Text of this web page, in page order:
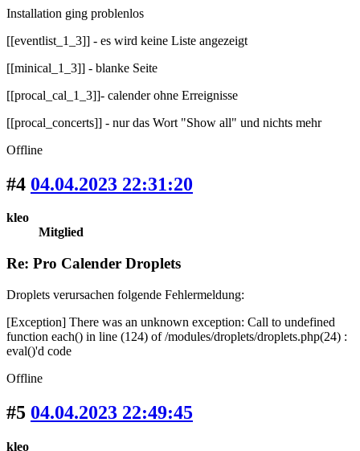
Installation ging problenlos
[[eventlist_1_3]] - es wird keine Liste angezeigt
[[minical_1_3]] - blanke Seite
[[procal_cal_1_3]]- calender ohne Erreignisse
[[procal_concerts]] - nur das Wort "Show all" und nichts mehr
Offline
#4 04.04.2023 22:31:20
kleo
Mitglied
Re: Pro Calender Droplets
Droplets verursachen folgende Fehlermeldung:
[Exception] There was an unknown exception: Call to undefined
function each() in line (124) of /modules/droplets/droplets.php(24) :
eval()'d code
Offline
#5 04.04.2023 22:49:45
kleo